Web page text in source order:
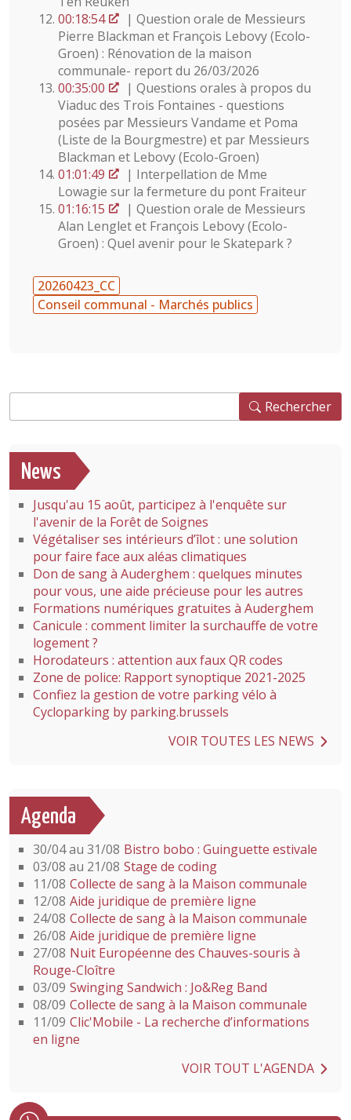
00:18:54
| Question orale de Messieurs
Pierre Blackman et François Lebovy (Ecolo-
Groen) : Rénovation de la maison
communale- report du 26/03/2026
00:35:00
| Questions orales à propos du
Viaduc des Trois Fontaines - questions
posées par Messieurs Vandame et Poma
(Liste de la Bourgmestre) et par Messieurs
Blackman et Lebovy (Ecolo-Groen)
01:01:49
| Interpellation de Mme
Lowagie sur la fermeture du pont Fraiteur
01:16:15
| Question orale de Messieurs
Alan Lenglet et François Lebovy (Ecolo-
Groen) : Quel avenir pour le Skatepark ?
20260423_CC
Conseil communal - Marchés publics
Rechercher
News
Jusqu'au 15 août, participez à l'enquête sur
l'avenir de la Forêt de Soignes
Végétaliser ses intérieurs d’îlot : une solution
pour faire face aux aléas climatiques
Don de sang à Auderghem : quelques minutes
pour vous, une aide précieuse pour les autres
Formations numériques gratuites à Auderghem
Canicule : comment limiter la surchauffe de votre
logement ?
Horodateurs : attention aux faux QR codes
Zone de police: Rapport synoptique 2021-2025
Confiez la gestion de votre parking vélo à
Cycloparking by parking.brussels
VOIR TOUTES LES NEWS
Agenda
30/04 au 31/08 Bistro bobo : Guinguette estivale
03/08 au 21/08 Stage de coding
11/08 Collecte de sang à la Maison communale
12/08 Aide juridique de première ligne
24/08 Collecte de sang à la Maison communale
26/08 Aide juridique de première ligne
27/08 Nuit Européenne des Chauves-souris à
Rouge-Cloître
03/09 Swinging Sandwich : Jo&Reg Band
08/09 Collecte de sang à la Maison communale
11/09 Clic'Mobile - La recherche d’informations
en ligne
VOIR TOUT L'AGENDA